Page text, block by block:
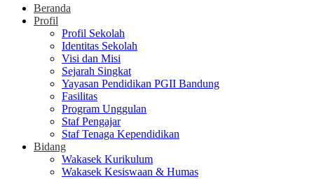
Beranda
Profil
Profil Sekolah
Identitas Sekolah
Visi dan Misi
Sejarah Singkat
Yayasan Pendidikan PGII Bandung
Fasilitas
Program Unggulan
Staf Pengajar
Staf Tenaga Kependidikan
Bidang
Wakasek Kurikulum
Wakasek Kesiswaan & Humas